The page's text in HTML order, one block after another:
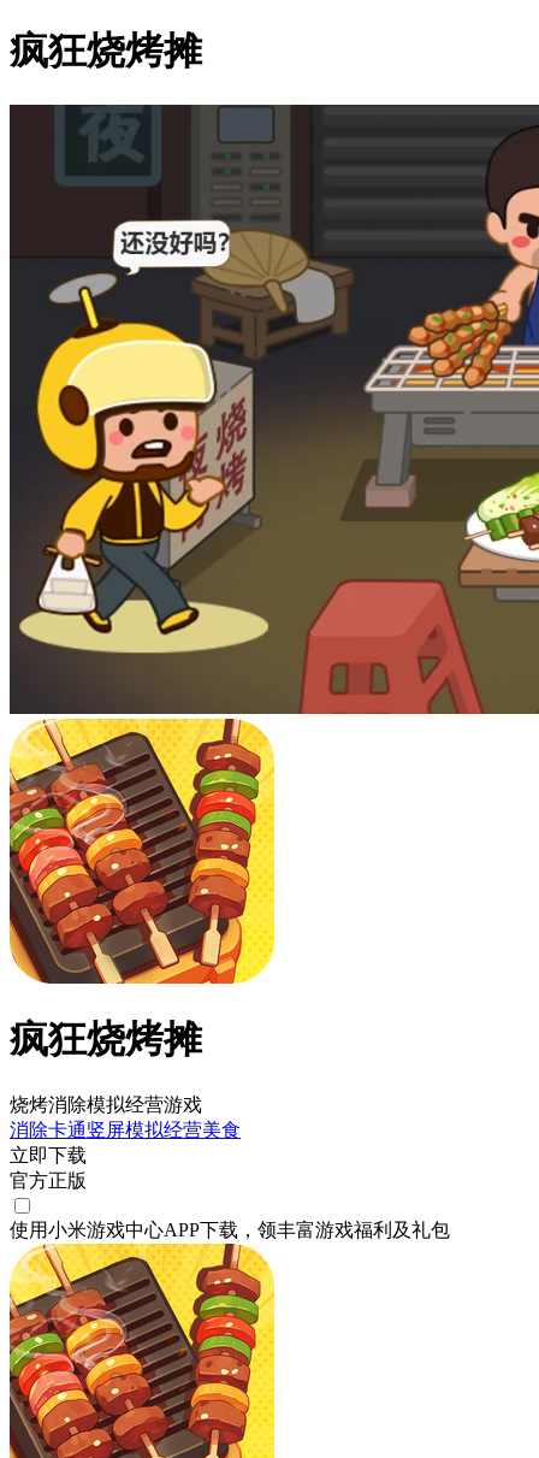
疯狂烧烤摊
疯狂烧烤摊
烧烤消除模拟经营游戏
消除卡通竖屏模拟经营美食
立即下载
官方正版
使用小米游戏中心APP下载 ，领丰富游戏福利 及礼包